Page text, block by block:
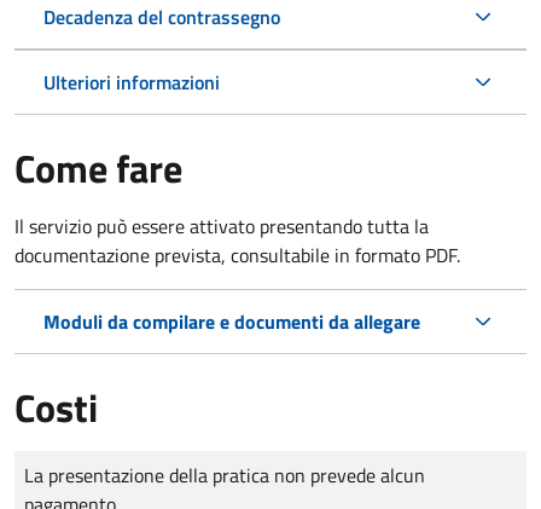
Decadenza del contrassegno
Ulteriori informazioni
Come fare
Il servizio può essere attivato presentando tutta la
documentazione prevista, consultabile in formato PDF.
Moduli da compilare e documenti da allegare
Costi
Tipo di pagamento
Importo
La presentazione della pratica non prevede alcun